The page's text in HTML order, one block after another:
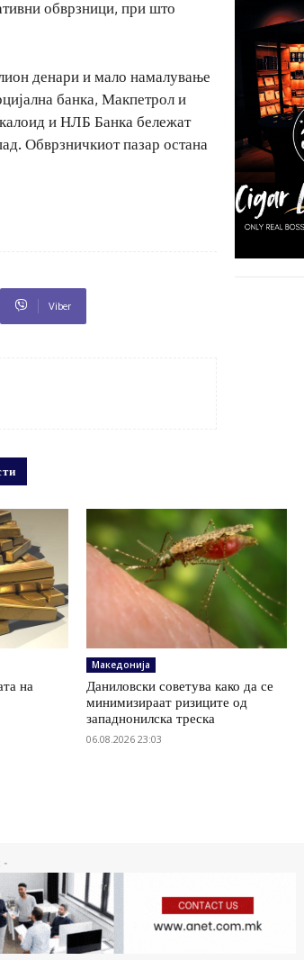
обврзници, при што
денари и мало намалување
банка, Макпетрол и
и НЛБ Банка бележат
Обврзничкиот пазар остана
Viber
на
Македонија
Даниловски советува како да се
минимизираат ризиците од
западнонилска треска
06.08.2026 23:03
-